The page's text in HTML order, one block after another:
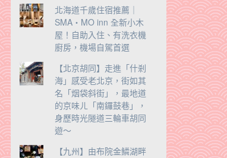
北海道千歲住宿推薦｜
SMA・MO inn 全新小木
屋！自助入住、有洗衣機
廚房，機場自駕首選
【北京胡同】走進「什剎
海」感受老北京，街如其
名「烟袋斜街」，最地道
的京味ㄦ「南鑼鼓巷」，
身歷時光隧道三輪車胡同
遊～
【九州】由布院金鱗湖畔